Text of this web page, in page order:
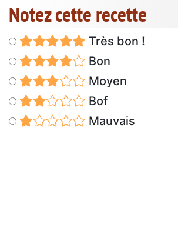
Notez cette recette
Très bon !
Bon
Moyen
Bof
Mauvais